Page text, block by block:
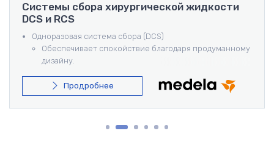
Системы сбора хирургической жидкости
DCS и RCS
Одноразовая система сбора (DCS)
Обеспечивает спокойствие благодаря продуманному
дизайну.
Многоразовая система сбора (RCS)
Изготовлена из прочных, автоклавируемых,
высококачественных компонентов.
Продробнее